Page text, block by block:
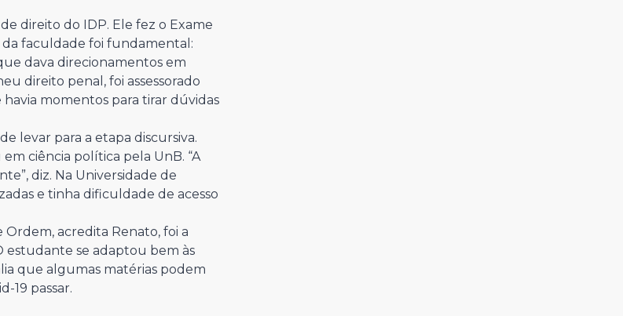
direito do IDP. Ele fez o Exame
da faculdade foi fundamental:
dava direcionamentos em
direito penal, foi assessorado
momentos para tirar dúvidas
levar para a etapa discursiva.
ciência política pela UnB. “A
diz. Na Universidade de
e tinha dificuldade de acesso
acredita Renato, foi a
estudante se adaptou bem às
que algumas matérias podem
19 passar.